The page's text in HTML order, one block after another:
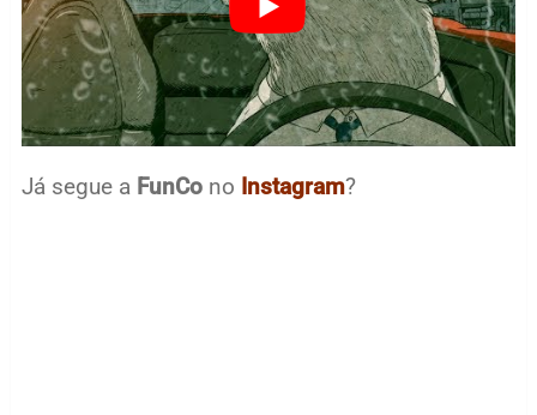
Já segue a FunCono Instagram?